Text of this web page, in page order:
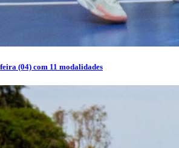
(04) com 11 modalidades